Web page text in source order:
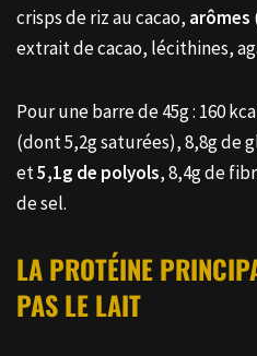
crisps de riz au cacao, arômes
extrait de cacao, lécithines,
Pour une barre de 45g : 160
(dont 5,2g saturées), 8,8g de
et5,1g de polyols, 8,4g de
de sel.
LA PROTÉINE
PAS LE LAIT